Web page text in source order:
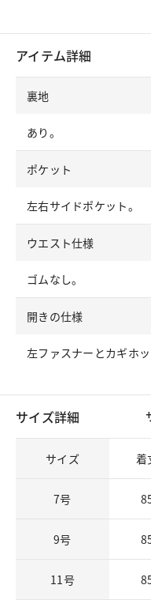
アイテム詳細
裏地
あり。
ポケット
左右サイドポケット。
ウエスト仕様
ゴムなし。
開きの仕様
左ファスナーとカギホッ
サイズ詳細
サイズ 着
7号
9号
11号